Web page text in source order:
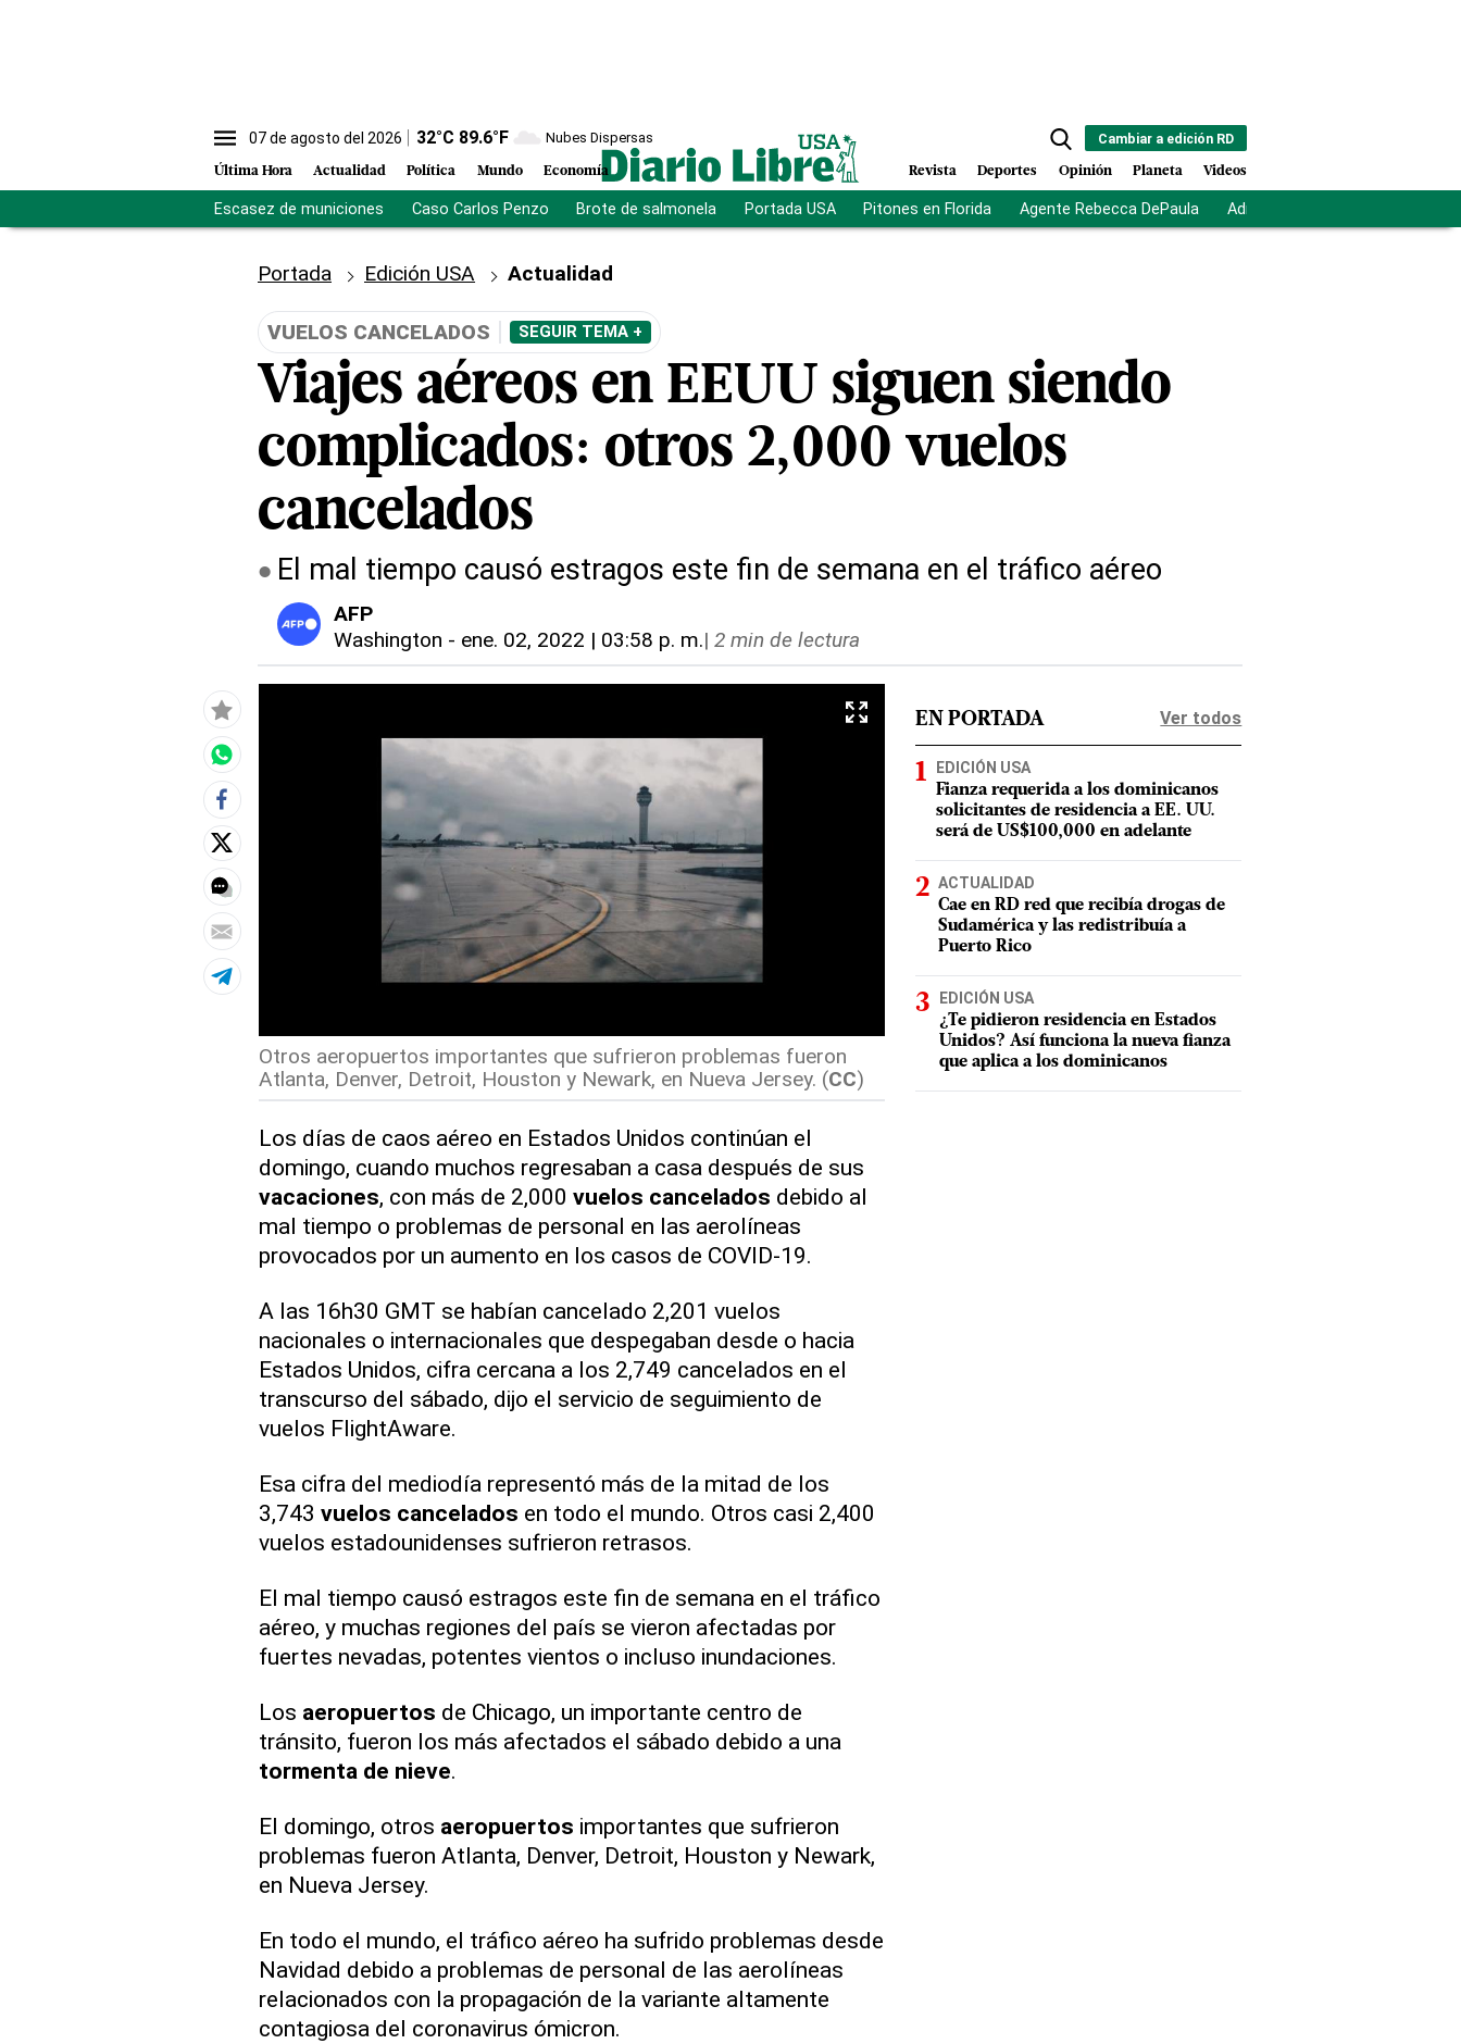
07 de agosto del 2026 32°C 89.6°F Nubes Dispersas
Última Hora Actualidad Política Mundo Economía
Cambiar a edición RD
Revista Deportes Opinión Planeta Videos
Escasez de municiones Caso Carlos Penzo Brote de salmonela Portada USA Pitones en Florida Agente Rebecca DePaula Adriano Espaillat
Portada Edición USA Actualidad
VUELOS CANCELADOS SEGUIR TEMA +
Viajes aéreos en EEUU siguen siendo
complicados: otros 2,000 vuelos
cancelados
El mal tiempo causó estragos este fin de semana en el tráfico aéreo
AFP
Washington - ene. 02, 2022 | 03:58 p. m.| 2 min de lectura
Otros aeropuertos importantes que sufrieron problemas fueron
Atlanta, Denver, Detroit, Houston y Newark, en Nueva Jersey. (CC)
Los días de caos aéreo en Estados Unidos continúan el
domingo, cuando muchos regresaban a casa después de sus
vacaciones, con más de 2,000 vuelos cancelados debido al
mal tiempo o problemas de personal en las aerolíneas
provocados por un aumento en los casos de COVID-19.
A las 16h30 GMT se habían cancelado 2,201 vuelos
nacionales o internacionales que despegaban desde o hacia
Estados Unidos, cifra cercana a los 2,749 cancelados en el
transcurso del sábado, dijo el servicio de seguimiento de
vuelos FlightAware.
Esa cifra del mediodía representó más de la mitad de los
3,743 vuelos cancelados en todo el mundo. Otros casi 2,400
vuelos estadounidenses sufrieron retrasos.
El mal tiempo causó estragos este fin de semana en el tráfico
aéreo, y muchas regiones del país se vieron afectadas por
fuertes nevadas, potentes vientos o incluso inundaciones.
Los aeropuertos de Chicago, un importante centro de
tránsito, fueron los más afectados el sábado debido a una
tormenta de nieve.
El domingo, otros aeropuertos importantes que sufrieron
problemas fueron Atlanta, Denver, Detroit, Houston y Newark,
en Nueva Jersey.
En todo el mundo, el tráfico aéreo ha sufrido problemas desde
Navidad debido a problemas de personal de las aerolíneas
relacionados con la propagación de la variante altamente
contagiosa del coronavirus ómicron.
EN PORTADA Ver todos
EDICIÓN USA
Fianza requerida a los dominicanos
solicitantes de residencia a EE. UU.
será de US$100,000 en adelante
ACTUALIDAD
Cae en RD red que recibía drogas de
Sudamérica y las redistribuía a
Puerto Rico
EDICIÓN USA
¿Te pidieron residencia en Estados
Unidos? Así funciona la nueva fianza
que aplica a los dominicanos